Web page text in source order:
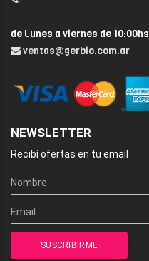
de Lunes a viernes de
ventas@gerbio.com.ar
NEWSLETTER
Recibí ofertas en tu email